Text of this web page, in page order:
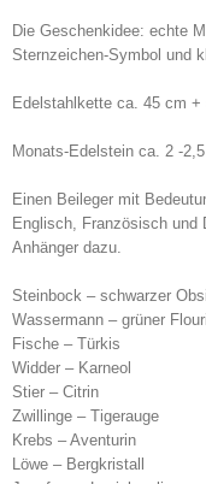
Die Geschenkidee: echte
Sternzeichen-Symbol und
Edelstahlkette ca. 45 cm +
Monats-Edelstein ca. 2 -
Einen Beileger mit
Englisch, Französisch und
Anhänger dazu.
Steinbock – schwarzer
Wassermann – grüner
Fische – Türkis
Widder – Karneol
Stier – Citrin
Zwillinge – Tigerauge
Krebs – Aventurin
Löwe – Bergkristall